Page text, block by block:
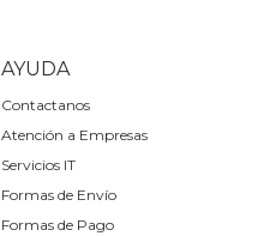
AYUDA
Contactanos
Atención a Empresas
Servicios IT
Formas de Envío
Formas de Pago